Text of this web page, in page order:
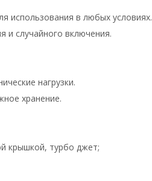
использования в любых условиях.
и случайного включения.
нагрузки.
хранение.
крышкой, турбо джет;